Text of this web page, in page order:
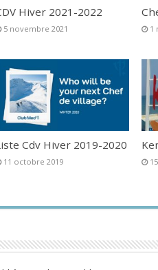
Hiver 2021-2022
5 novembre 2021 1
Cdv Hiver 2019-2020
11 octobre 2019